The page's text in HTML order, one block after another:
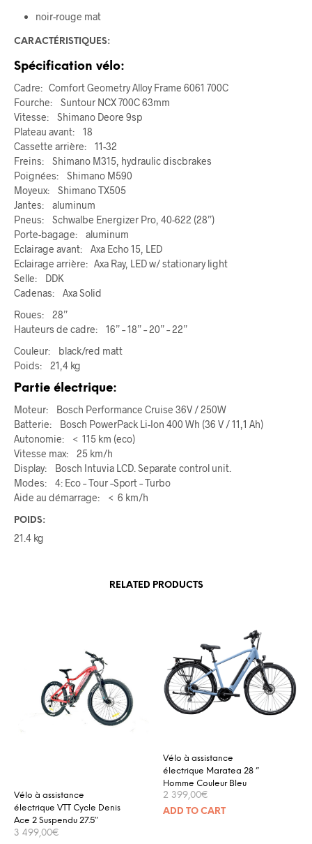
noir-rouge mat
CARACTÉRISTIQUES:
Spécification vélo:
Cadre: Comfort Geometry Alloy Frame 6061 700C
Fourche: Suntour NCX 700C 63mm
Vitesse: Shimano Deore 9sp
Plateau avant: 18
Cassette arrière: 11-32
Freins: Shimano M315, hydraulic discbrakes
Poignées: Shimano M590
Moyeux: Shimano TX505
Jantes: aluminum
Pneus: Schwalbe Energizer Pro, 40-622 (28”)
Porte-bagage: aluminum
Eclairage avant: Axa Echo 15, LED
Eclairage arrière: Axa Ray, LED w/ stationary light
Selle: DDK
Cadenas: Axa Solid
Roues: 28”
Hauteurs de cadre: 16” – 18” – 20” – 22”
Couleur: black/red matt
Poids: 21,4 kg
Partie électrique:
Moteur: Bosch Performance Cruise 36V / 250W
Batterie: Bosch PowerPack Li-Ion 400 Wh (36 V / 11,1 Ah)
Autonomie: < 115 km (eco)
Vitesse max: 25 km/h
Display: Bosch Intuvia LCD. Separate control unit.
Modes: 4: Eco – Tour –Sport – Turbo
Aide au démarrage: < 6 km/h
POIDS:
21.4 kg
RELATED PRODUCTS
Vélo à assistance
électrique VTT Cycle Denis
Ace 2 Suspendu 27.5″
3 499,00€
Vélo à assistance
électrique Maratea 28 ”
Homme Couleur Bleu
2 399,00€
ADD TO CART